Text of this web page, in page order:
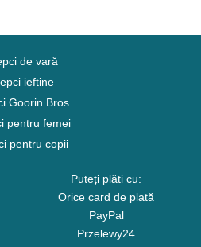
de vară
ieftine
Goorin Bros
pentru femei
pentru copii
Puteți plăti cu:
Orice card de plată
PayPal
Przelewy24